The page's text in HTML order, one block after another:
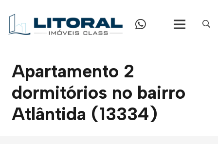
Apartamento 2
dormitórios no bairro
Atlântida (13334)